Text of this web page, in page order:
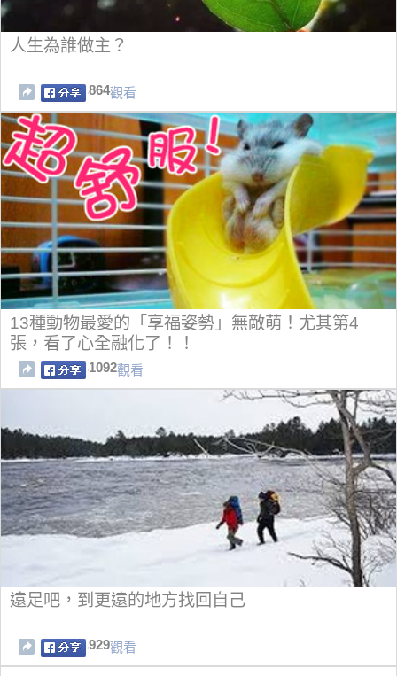
人生為誰做主？
864觀看
13種動物最愛的「享福姿勢」無敵萌！尤其第4
張，看了心全融化了！！
1092觀看
遠足吧，到更遠的地方找回自己
929觀看